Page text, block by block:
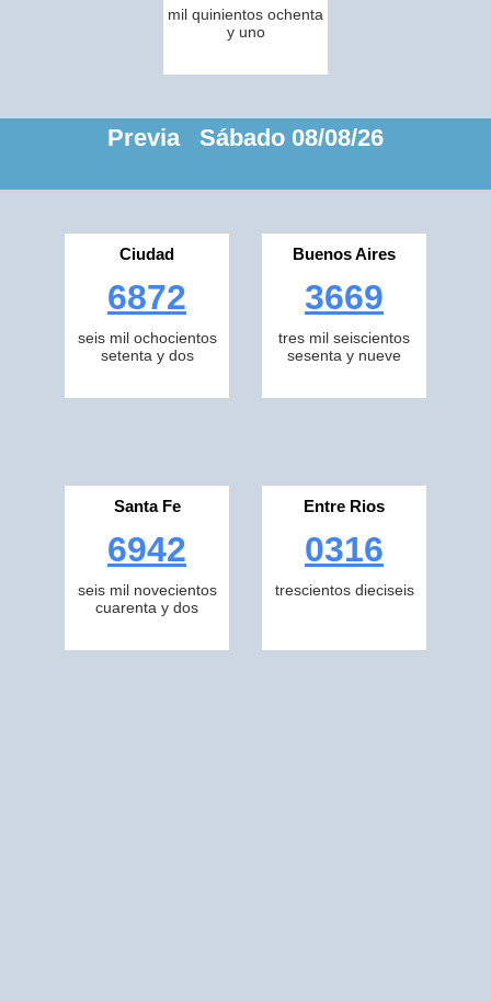
mil quinientos ochenta
y uno
Previa Sábado 08/08/26
Ciudad
6872
seis mil ochocientos
setenta y dos
Buenos Aires
3669
tres mil seiscientos
sesenta y nueve
Santa Fe
6942
seis mil novecientos
cuarenta y dos
Entre Rios
0316
trescientos dieciseis